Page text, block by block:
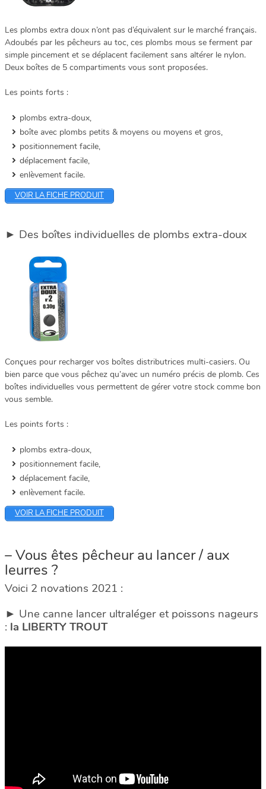
Les plombs extra doux n’ont pas d’équivalent sur le marché français.
Adoubés par les pêcheurs au toc, ces plombs mous se ferment par
simple pincement et se déplacent facilement sans altérer le nylon.
Deux boîtes de 5 compartiments vous sont proposées.
Les points forts :
plombs extra-doux,
boîte avec plombs petits & moyens ou moyens et gros,
positionnement facile,
déplacement facile,
enlèvement facile.
VOIR LA FICHE PRODUIT
► Des boîtes individuelles de plombs extra-doux
Conçues pour recharger vos boîtes distributrices multi-casiers. Ou
bien parce que vous pêchez qu’avec un numéro précis de plomb. Ces
boîtes individuelles vous permettent de gérer votre stock comme bon
vous semble.
Les points forts :
plombs extra-doux,
positionnement facile,
déplacement facile,
enlèvement facile.
VOIR LA FICHE PRODUIT
– Vous êtes pêcheur au lancer / aux
leurres ?
Voici 2 novations 2021 :
► Une canne lancer ultraléger et poissons nageurs
: la LIBERTY TROUT